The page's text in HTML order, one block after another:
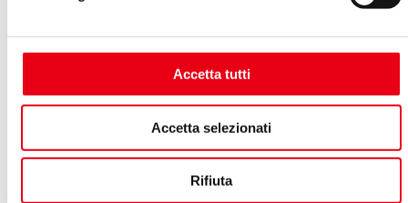
Accetta tutti
Accetta selezionati
Rifiuta